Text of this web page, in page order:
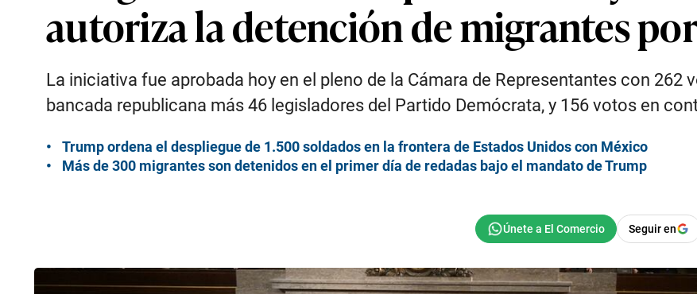
autoriza la detención de migrantes
La iniciativa fue aprobada hoy en el pleno de la Cámara de Representantes con 262
bancada republicana más 46 legisladores del Partido Demócrata, y 156 votos en
Trump ordena el despliegue de 1.500 soldados en la frontera de Estados Unidos con México
Más de 300 migrantes son detenidos en el primer día de redadas bajo el mandato de Trump
Seguir en